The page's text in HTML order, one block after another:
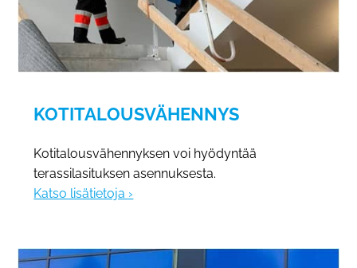
KOTITALOUSVÄHENNYS
Kotitalousvähennyksen voi hyödyntää
terassilasituksen asennuksesta.
Katso lisätietoja ›